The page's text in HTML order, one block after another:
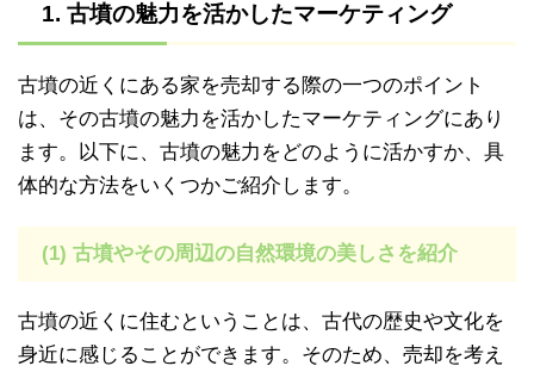
1. 古墳の魅力を活かしたマーケティング
古墳の近くにある家を売却する際の一つのポイント
は、その古墳の魅力を活かしたマーケティングにあり
ます。以下に、古墳の魅力をどのように活かすか、具
体的な方法をいくつかご紹介します。
(1) 古墳やその周辺の自然環境の美しさを紹介
古墳の近くに住むということは、古代の歴史や文化を
身近に感じることができます。そのため、売却を考え